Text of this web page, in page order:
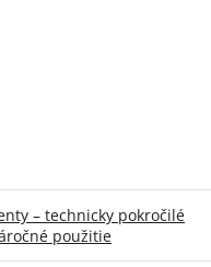
– technicky pokročilé
použitie